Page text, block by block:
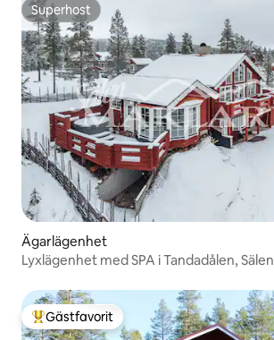
Superhost
Superhost
Ägarlägenhet
Lyxlägenhet med SPA i Tandadålen, Sälen
Populär gästfavorit
Gästfavorit